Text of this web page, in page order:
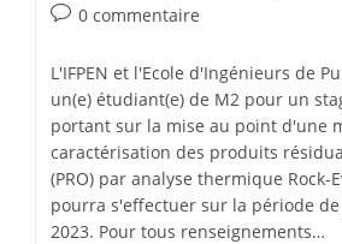
0 commentaire
L'IFPEN et l'Ecole d'Ingénieurs de
un(e) étudiant(e) de M2 pour un
portant sur la mise au point d'une
caractérisation des produits
(PRO) par analyse thermique Rock-
pourra s'effectuer sur la période de
2023. Pour tous renseignements…